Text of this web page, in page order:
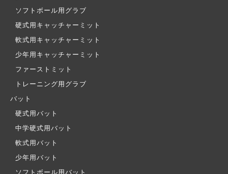
ソフトボール用グラブ
硬式用キャッチャーミット
軟式用キャッチャーミット
少年用キャッチャーミット
ファーストミット
トレーニング用グラブ
バット
硬式用バット
中学硬式用バット
軟式用バット
少年用バット
ソフトボール用バット